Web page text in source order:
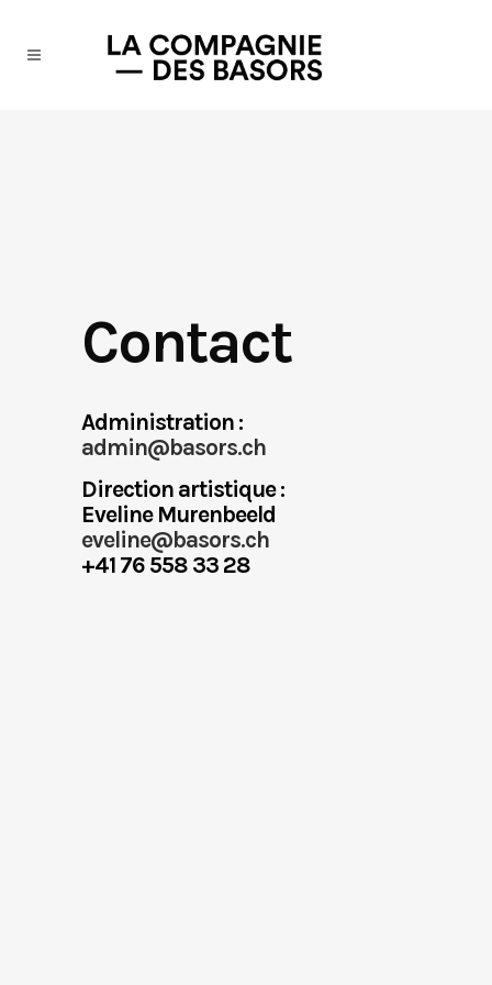
Contact
Administration :
admin@basors.ch
Direction artistique :
Eveline Murenbeeld
eveline@basors.ch
+41 76 558 33 28